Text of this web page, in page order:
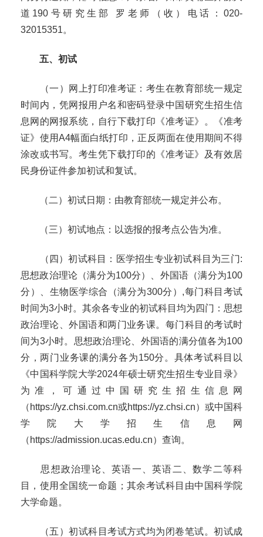
道 190 号研究生部 罗老师（收）电话：020-
32015351。
五、初试
（一）网上打印准考证：考生在教育部统一规定
时间内，凭网报用户名和密码登录中国研究生招生信
息网的网报系统，自行下载打印《准考证》。《准考
证》使用A4幅面白纸打印，正反两面在使用期间不得
涂改或书写。考生凭下载打印的《准考证》及有效居
民身份证件参加初试和复试。
（二）初试日期：由教育部统一规定并公布。
（三）初试地点：以选报的报考点公告为准。
（四）初试科目：医学招生专业初试科目为三门:
思想政治理论（满分为100分）、外国语（满分为100
分）、生物医学综合（满分为300分） ,每门科目考试
时间为3小时。其余各专业的初试科目均为四门：思想
政治理论、外国语和两门业务课。每门科目的考试时
间为3小时。思想政治理论、外国语的满分值各为100
分，两门业务课的满分各为150分。具体考试科目以
《中国科学院大学2024年硕士研究生招生专业目录》
为准，可通过中国研究生招生信息网
（ https://yz.chsi.com.cn或https://yz.chsi.cn）或中国科
学院大学招生信息网
（ https://admission.ucas.edu.cn）查询。
思想政治理论、英语一、英语二、数学二等科
目，使用全国统一命题；其余考试科目由中国科学院
大学命题。
（五）初试科目考试方式均为闭卷笔试。初试成